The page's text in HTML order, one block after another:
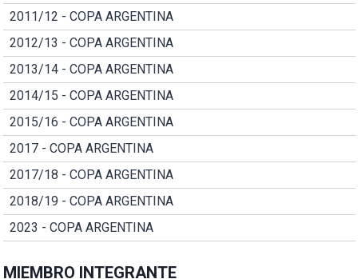
2011/12 - COPA ARGENTINA
2012/13 - COPA ARGENTINA
2013/14 - COPA ARGENTINA
2014/15 - COPA ARGENTINA
2015/16 - COPA ARGENTINA
2017 - COPA ARGENTINA
2017/18 - COPA ARGENTINA
2018/19 - COPA ARGENTINA
2023 - COPA ARGENTINA
MIEMBRO INTEGRANTE